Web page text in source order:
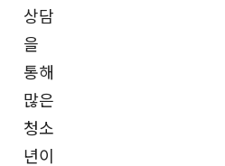
상담
을
통해
많은
청소
년이